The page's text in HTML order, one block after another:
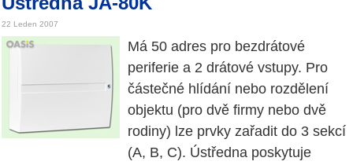
22 Leden 2007
Má 50 adres pro bezdrátové
periferie a 2 drátové vstupy. Pro
částečné hlídání nebo rozdělení
objektu (pro dvě firmy nebo dvě
rodiny) lze prvky zařadit do 3 sekcí
(A, B, C). Ústředna poskytuje